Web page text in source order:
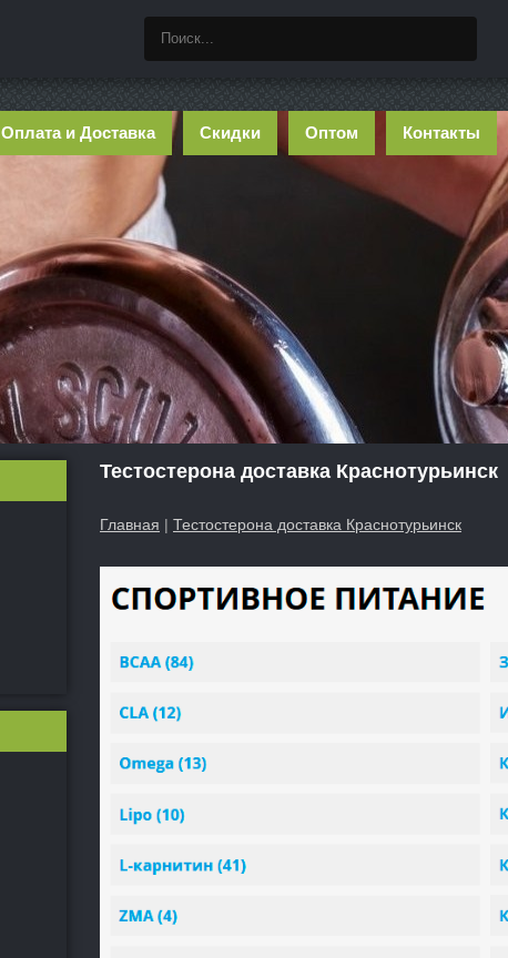
Оплата и Доставка Скидки Оптом Контакты
Тестостерона доставка Краснотурьинск
Главная | Тестостерона доставка Краснотурьинск